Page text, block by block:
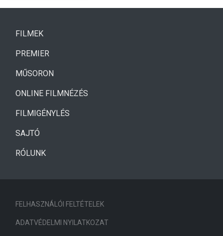
FILMEK(CURRENT)
PREMIER
MŰSORON
ONLINE FILMNÉZÉS
FILMIGÉNYLÉS
SAJTÓ
RÓLUNK
FELHASZNÁLÓI FELTÉTELEK
ADATVÉDELMI NYILATKOZAT